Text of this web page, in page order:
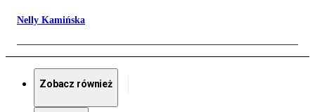
Nelly Kamińska
Zobacz również